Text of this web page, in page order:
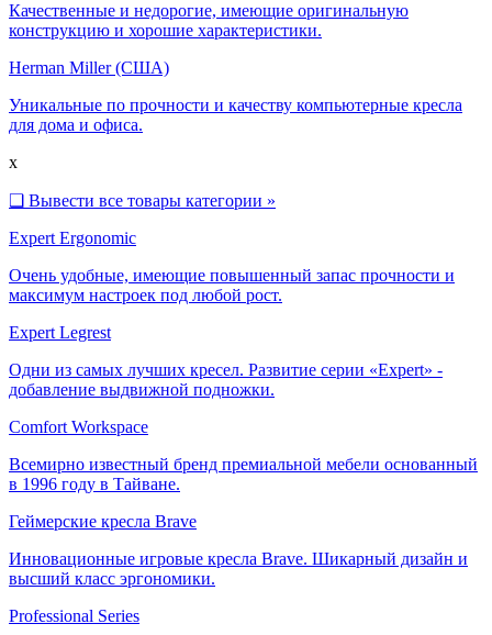
Качественные и недорогие, имеющие оригинальную
конструкцию и хорошие характеристики.
Herman Miller (США)
Уникальные по прочности и качеству компьютерные кресла
для дома и офиса.
x
❑ Вывести все товары категории »
Expert Ergonomic
Очень удобные, имеющие повышенный запас прочности и
максимум настроек под любой рост.
Expert Legrest
Одни из самых лучших кресел. Развитие серии «Expert» -
добавление выдвижной подножки.
Comfort Workspace
Всемирно известный бренд премиальной мебели основанный
в 1996 году в Тайване.
Геймерские кресла Brave
Инновационные игровые кресла Brave. Шикарный дизайн и
высший класс эргономики.
Professional Series